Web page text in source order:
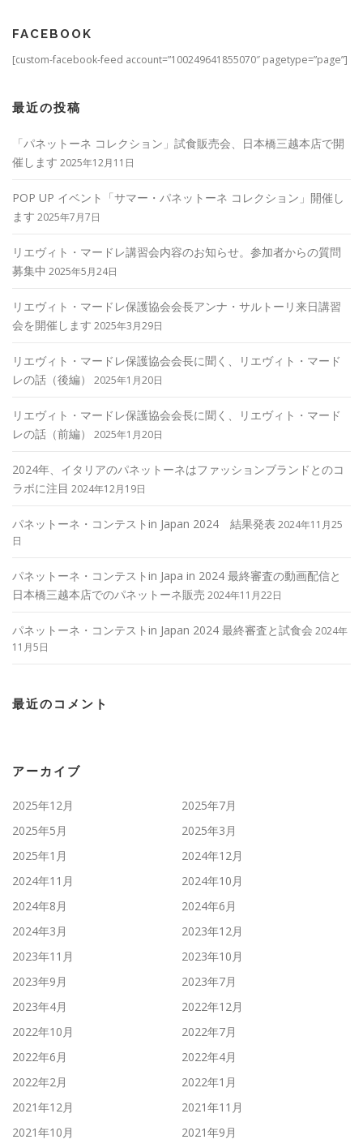
FACEBOOK
[custom-facebook-feed account=”100249641855070″ pagetype=”page”]
最近の投稿
「パネットーネ コレクション」試食販売会、日本橋三越本店で開
催します 2025年12月11日
POP UP イベント「サマー・パネットーネ コレクション」開催し
ます 2025年7月7日
リエヴィト・マードレ講習会内容のお知らせ。参加者からの質問
募集中 2025年5月24日
リエヴィト・マードレ保護協会会長アンナ・サルトーリ来日講習
会を開催します 2025年3月29日
リエヴィト・マードレ保護協会会長に聞く、リエヴィト・マード
レの話（後編）
2025年1月20日
リエヴィト・マードレ保護協会会長に聞く、リエヴィト・マード
レの話（前編）
2025年1月20日
2024年、イタリアのパネットーネはファッションブランドとのコ
ラボに注目 2024年12月19日
パネットーネ・コンテストin Japan 2024 結果発表 2024年11月25
日
パネットーネ・コンテストin Japa in 2024 最終審査の動画配信と
日本橋三越本店でのパネットーネ販売 2024年11月22日
パネットーネ・コンテストin Japan 2024 最終審査と試食会 2024年
11月5日
最近のコメント
アーカイブ
2025年12月
2025年7月
2025年5月
2025年3月
2025年1月
2024年12月
2024年11月
2024年10月
2024年8月
2024年6月
2024年3月
2023年12月
2023年11月
2023年10月
2023年9月
2023年7月
2023年4月
2022年12月
2022年10月
2022年7月
2022年6月
2022年4月
2022年2月
2022年1月
2021年12月
2021年11月
2021年10月
2021年9月